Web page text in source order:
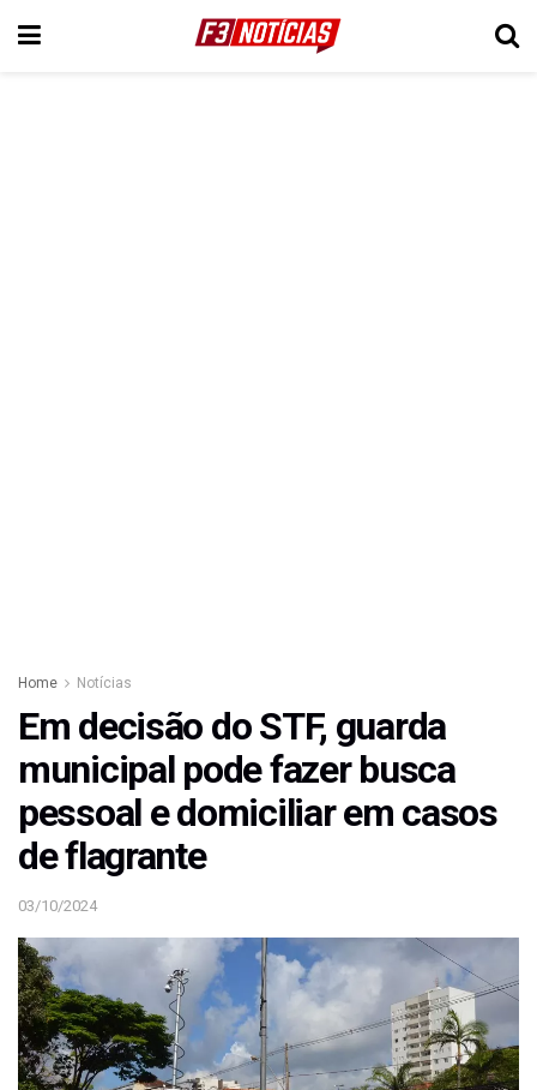
Home Notícias
Em decisão do STF, guarda
municipal pode fazer busca
pessoal e domiciliar em casos
de flagrante
03/10/2024